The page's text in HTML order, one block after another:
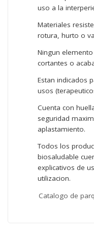
uso a la
Materiales
rotura, hurto o
Ningun
cortantes o
Estan indicados
usos
Cuenta con
seguridad
aplastamiento.
Todos los
biosaludable
explicativos de
utilizacion.
Catalogo de